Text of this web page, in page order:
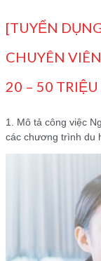
[TUYỂN
CHUYÊN
20 – 50 TRIỆU
1. Mô tả công việc
các chương trình du